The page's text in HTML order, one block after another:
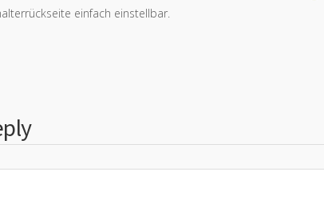
einfach einstellbar.